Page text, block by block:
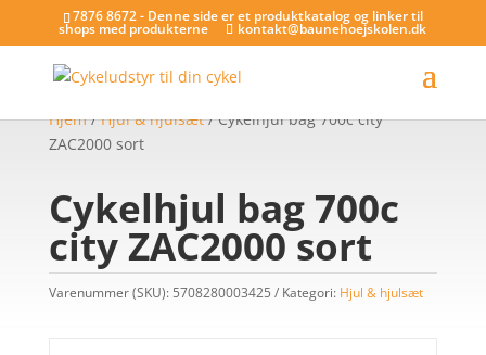
7876 8672 - Denne side er et produktkatalog og linker til
shops med produkterne kontakt@baunehoejskolen.dk
Hjem/Hjul & hjulsæt/ Cykelhjul bag 700c city
ZAC2000 sort
Cykelhjul bag 700c
city ZAC2000 sort
Varenummer (SKU): 5708280003425 Kategori: Hjul & hjulsæt